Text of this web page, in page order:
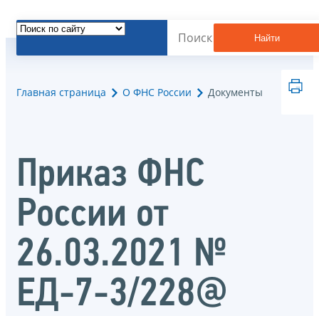
Найти
Главная страница О ФНС России Документы
Приказ ФНС
России от
26.03.2021 №
ЕД-7-3/228@